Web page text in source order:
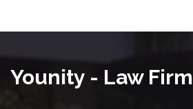
Younity - Law Firm